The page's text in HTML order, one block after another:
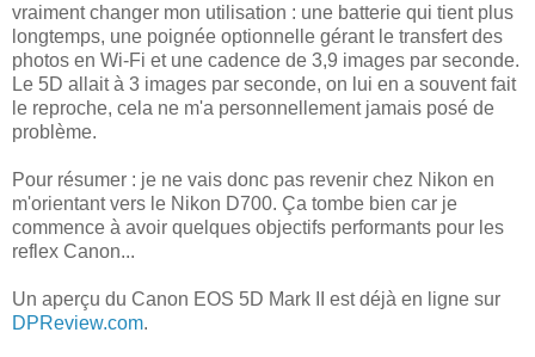
vraiment changer mon utilisation : une batterie qui tient plus
longtemps, une poignée optionnelle gérant le transfert des
photos en Wi-Fi et une cadence de 3,9 images par seconde.
Le 5D allait à 3 images par seconde, on lui en a souvent fait
le reproche, cela ne m'a personnellement jamais posé de
problème.
Pour résumer : je ne vais donc pas revenir chez Nikon en
m'orientant vers le Nikon D700. Ça tombe bien car je
commence à avoir quelques objectifs performants pour les
reflex Canon...
Un aperçu du Canon EOS 5D Mark II est déjà en ligne sur
DPReview.com.